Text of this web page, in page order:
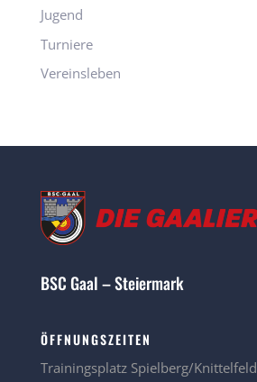
Jugend
Turniere
Vereinsleben
BSC Gaal – Steiermark
ÖFFNUNGSZEITEN
Trainingsplatz Spielberg/Knittelfeld